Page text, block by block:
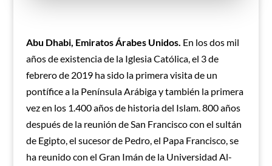
Abu Dhabi, Emiratos Árabes Unidos. En los dos mil
años de existencia de la Iglesia Católica, el 3 de
febrero de 2019 ha sido la primera visita de un
pontífice a la Península Arábiga y también la primera
vez en los 1.400 años de historia del Islam. 800 años
después de la reunión de San Francisco con el sultán
de Egipto, el sucesor de Pedro, el Papa Francisco, se
ha reunido con el Gran Imán de la Universidad Al-